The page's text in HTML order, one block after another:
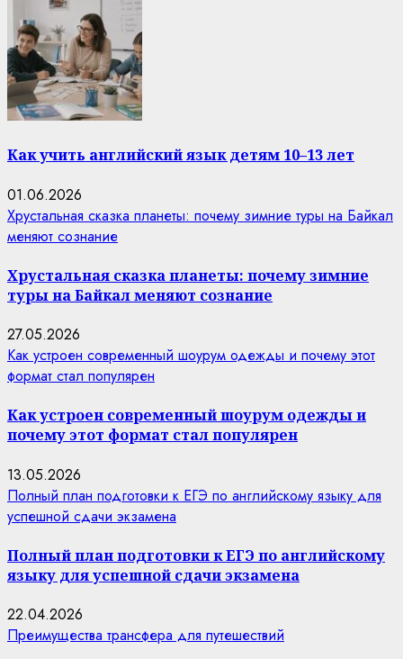
Как учить английский язык детям 10–13 лет
01.06.2026
Хрустальная сказка планеты: почему зимние туры на Байкал
меняют сознание
Хрустальная сказка планеты: почему зимние
туры на Байкал меняют сознание
27.05.2026
Как устроен современный шоурум одежды и почему этот
формат стал популярен
Как устроен современный шоурум одежды и
почему этот формат стал популярен
13.05.2026
Полный план подготовки к ЕГЭ по английскому языку для
успешной сдачи экзамена
Полный план подготовки к ЕГЭ по английскому
языку для успешной сдачи экзамена
22.04.2026
Преимущества трансфера для путешествий